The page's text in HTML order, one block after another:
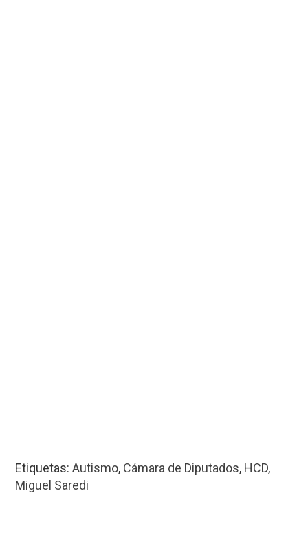
Etiquetas:Autismo, Cámara de Diputados, HCD,
Miguel Saredi